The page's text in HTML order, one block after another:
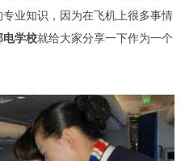
业知识，因为在飞机上很多事情
电学校就给大家分享一下作为一个